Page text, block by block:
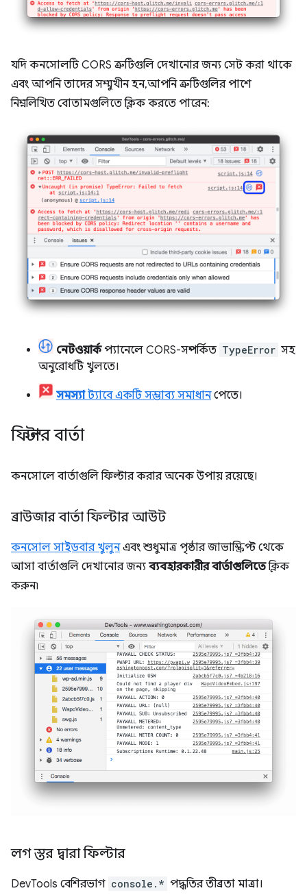
যদি কনসোলটি CORS ত্রুটিগুলি দেখানোর জন্য সেট করা থাকে
এবং আপনি তাদের সম্মুখীন হন, আপনি ত্রুটিগুলির পাশে
নিম্নলিখিত বোতামগুলিতে ক্লিক করতে পারেন:
নেটওয়ার্কপ্যানেলে CORS-সম্পর্কিত TypeError সহ
অনুরোধটি খুলতে।
সমস্যাট্যাবে একটি সম্ভাব্য সমাধানপেতে।
ফিল্টার বার্তা
কনসোলে বার্তাগুলি ফিল্টার করার অনেক উপায় রয়েছে।
ব্রাউজার বার্তা ফিল্টার আউট
কনসোল সাইডবার খুলুনএবং শুধুমাত্র পৃষ্ঠার জাভাস্ক্রিপ্ট থেকে
আসা বার্তাগুলি দেখানোর জন্য ব্যবহারকারীর বার্তাগুলিতেক্লিক
করুন৷
লগ স্তর দ্বারা ফিল্টার
DevTools বেশিরভাগ console.* পদ্ধতির তীব্রতা মাত্রা।